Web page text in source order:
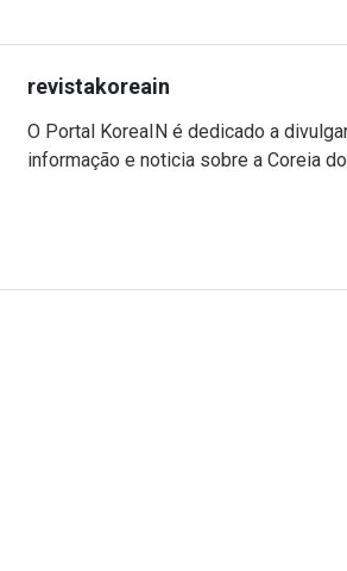
revistakoreain
O Portal KoreaIN é dedicado a
informação e noticia sobre a Coreia